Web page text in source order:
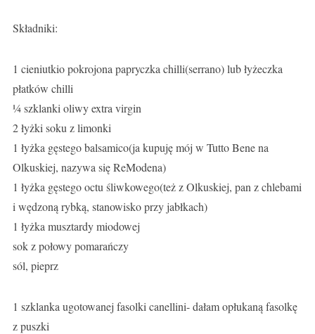
Składniki:
1 cieniutkio pokrojona papryczka chilli(serrano) lub łyżeczka
płatków chilli
¼ szklanki oliwy extra virgin
2 łyżki soku z limonki
1 łyżka gęstego balsamico(ja kupuję mój w Tutto Bene na
Olkuskiej, nazywa się ReModena)
1 łyżka gęstego octu śliwkowego(też z Olkuskiej, pan z chlebami
i wędzoną rybką, stanowisko przy jabłkach)
1 łyżka musztardy miodowej
sok z połowy pomarańczy
sól, pieprz
1 szklanka ugotowanej fasolki canellini- dałam opłukaną fasolkę
z puszki